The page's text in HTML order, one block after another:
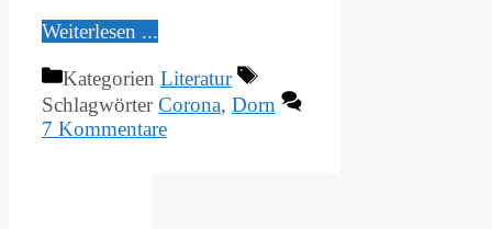
Wei­ter­le­sen ...
Kategorien Literatur
SchlagwörterCorona, Dorn
7 Kommentare